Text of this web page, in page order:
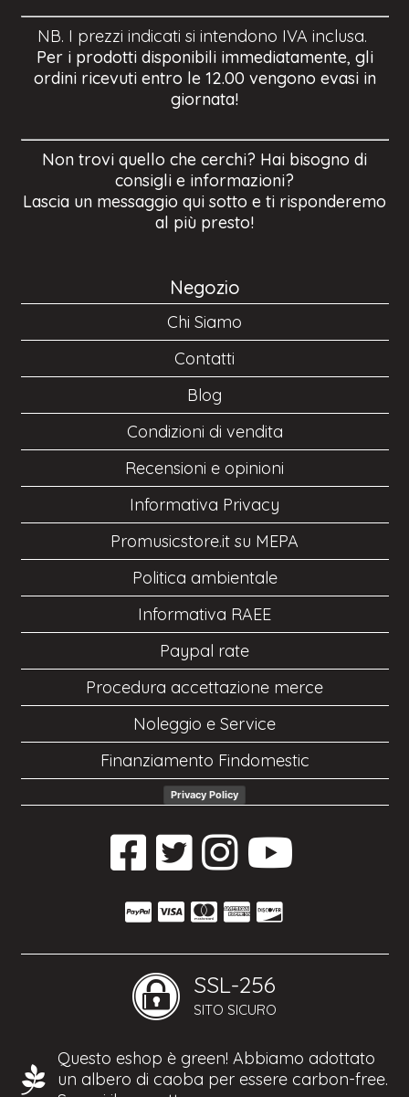
NB. I prezzi indicati si intendono IVA inclusa.
Per i prodotti disponibili immediatamente, gli
ordini ricevuti entro le 12.00 vengono evasi in
giornata!
Non trovi quello che cerchi? Hai bisogno di
consigli e informazioni?
Lascia un messaggio qui sotto e ti risponderemo
al più presto!
Negozio
Chi Siamo
Contatti
Blog
Condizioni di vendita
Recensioni e opinioni
Informativa Privacy
Promusicstore.it su MEPA
Politica ambientale
Informativa RAEE
Paypal rate
Procedura accettazione merce
Noleggio e Service
Finanziamento Findomestic
Privacy Policy
SSL-256
SITO SICURO
Questo eshop è green! Abbiamo adottato
un albero di caoba per essere carbon-free.